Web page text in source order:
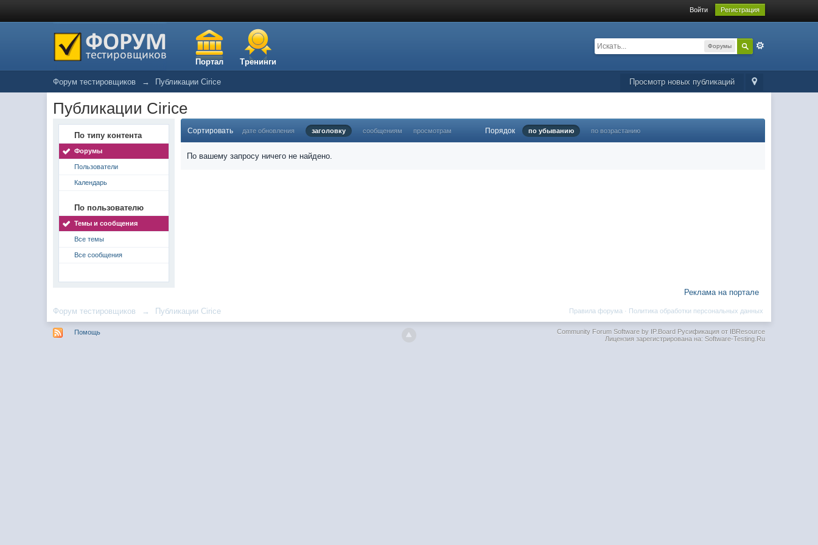
Войти Регистрация
Портал Тренинги
Форумы
Просмотр новых публикаций
Форум тестировщиков → Публикации Cirice
Публикации Cirice
По типу контента
Форумы
Пользователи
Календарь
По пользователю
Темы и сообщения
Все темы
Все сообщения
Сортировать дате обновления заголовку сообщениям просмотрам Порядок по убыванию по возрастанию
По вашему запросу ничего не найдено.
Реклама на портале
Форум тестировщиков → Публикации Cirice Политика обработки персональных данных
Правила форума ·
Помощь Community Forum Software by IP.BoardРусификация от IBResource
Лицензия зарегистрирована на: Software-Testing.Ru